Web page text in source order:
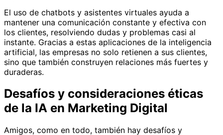
El uso de chatbots y asistentes virtuales ayuda a
mantener una comunicación constante y efectiva con
los clientes, resolviendo dudas y problemas casi al
instante. Gracias a estas aplicaciones de la inteligencia
artificial, las empresas no solo retienen a sus clientes,
sino que también construyen relaciones más fuertes y
duraderas.
Desafíos y consideraciones éticas
de la IA en Marketing Digital
Amigos, como en todo, también hay desafíos y